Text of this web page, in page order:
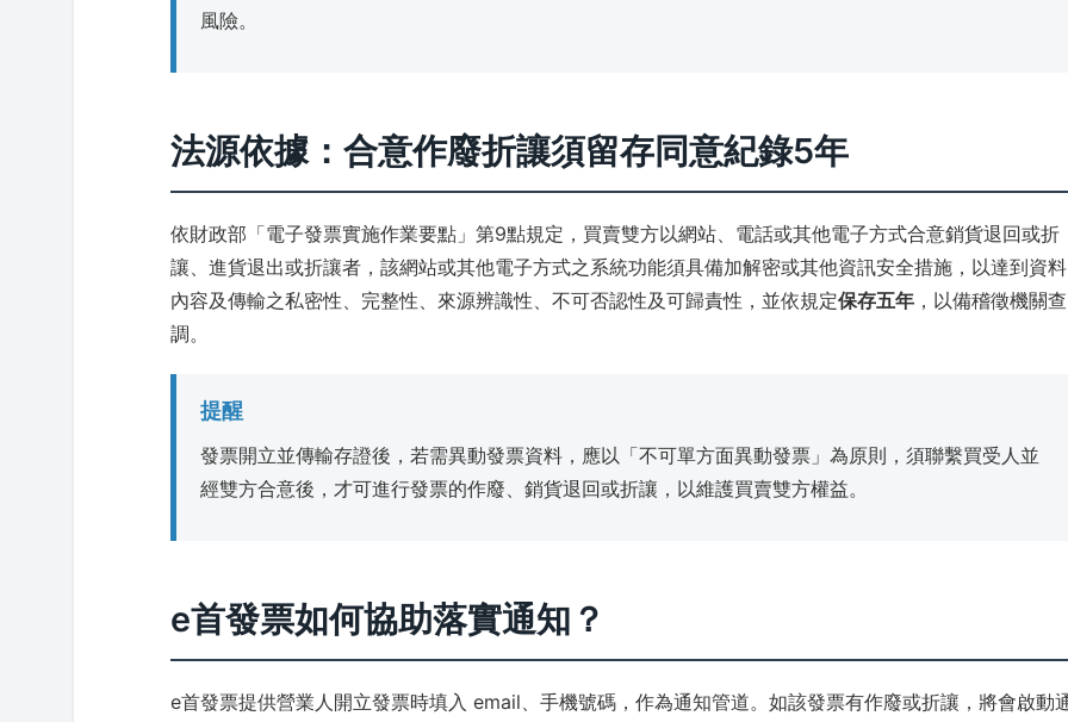
風險。
法源依據：合意作廢折讓須留存同意紀錄5年
依財政部「電子發票實施作業要點」第9點規定，買賣雙方以網站、電話或其他電子方式合意銷貨退回或折
讓、進貨退出或折讓者，該網站或其他電子方式之系統功能須具備加解密或其他資訊安全措施，以達到資料
內容及傳輸之私密性、完整性、來源辨識性、不可否認性及可歸責性，並依規定保存五年 ，以備稽徵機關查
調。
提醒
發票開立並傳輸存證後，若需異動發票資料，應以「不可單方面異動發票」為原則，須聯繫買受人並
經雙方合意後，才可進行發票的作廢、銷貨退回或折讓，以維護買賣雙方權益。
e首發票如何協助落實通知？
e首發票提供營業人開立發票時填入 email、手機號碼，作為通知管道。如該發票有作廢或折讓，將會啟動